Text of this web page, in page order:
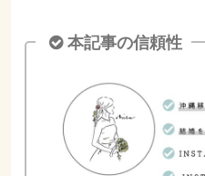
本記事の信頼性